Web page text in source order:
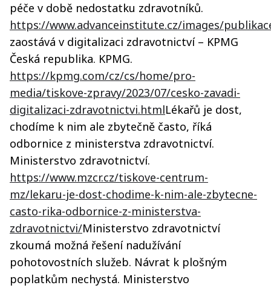
péče v době nedostatku zdravotníků.
https://www.advanceinstitute.cz/images/
zaostává v digitalizaci zdravotnictví – KPMG
Česká republika. KPMG.
https://kpmg.com/cz/cs/home/pro-
media/tiskove-zpravy/2023/07/cesko-zavadi-
digitalizaci-zdravotnictvi.htmlLékařů je dost,
chodíme k nim ale zbytečně často, říká
odbornice z ministerstva zdravotnictví.
Ministerstvo zdravotnictví.
https://www.mzcr.cz/tiskove-centrum-
mz/lekaru-je-dost-chodime-k-nim-ale-zbytecne-
casto-rika-odbornice-z-ministerstva-
zdravotnictvi/Ministerstvo zdravotnictví
zkoumá možná řešení nadužívání
pohotovostních služeb. Návrat k plošným
poplatkům nechystá. Ministerstvo